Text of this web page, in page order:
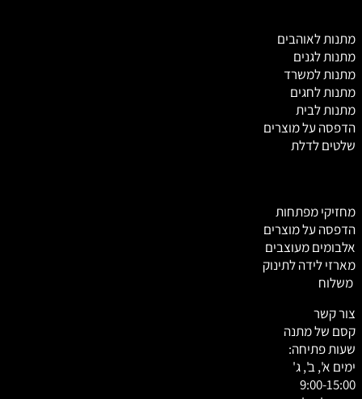
מתנות לאוהבים
מתנות לגנים
מתנות למשרד
מתנות לחגים
מתנות לבית
הדפסה על מוצרים
שלטים לדלת
מחזיקי מפתחות
הדפסה על מוצרים
אלבומים מעוצבים
מארזי לידה לתינוק
משלוח
צור קשר
קסם של מתנה
שעות פתיחה:
ימים א', ב', ג'
9:00-15:00